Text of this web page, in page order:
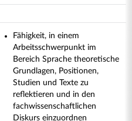
Fähigkeit, in einem
Arbeitsschwerpunkt im
Bereich Sprache theoretische
Grundlagen, Positionen,
Studien und Texte zu
reflektieren und in den
fachwissenschaftlichen
Diskurs einzuordnen